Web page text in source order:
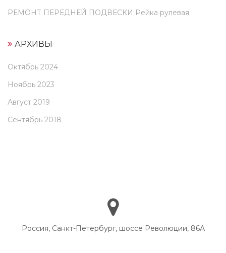
РЕМОНТ ПЕРЕДНЕЙ ПОДВЕСКИ Рейка рулевая
АРХИВЫ
Октябрь 2024
Ноябрь 2023
Август 2019
Сентябрь 2018
Россия, Санкт-Петербург, шоссе Революции, 86А